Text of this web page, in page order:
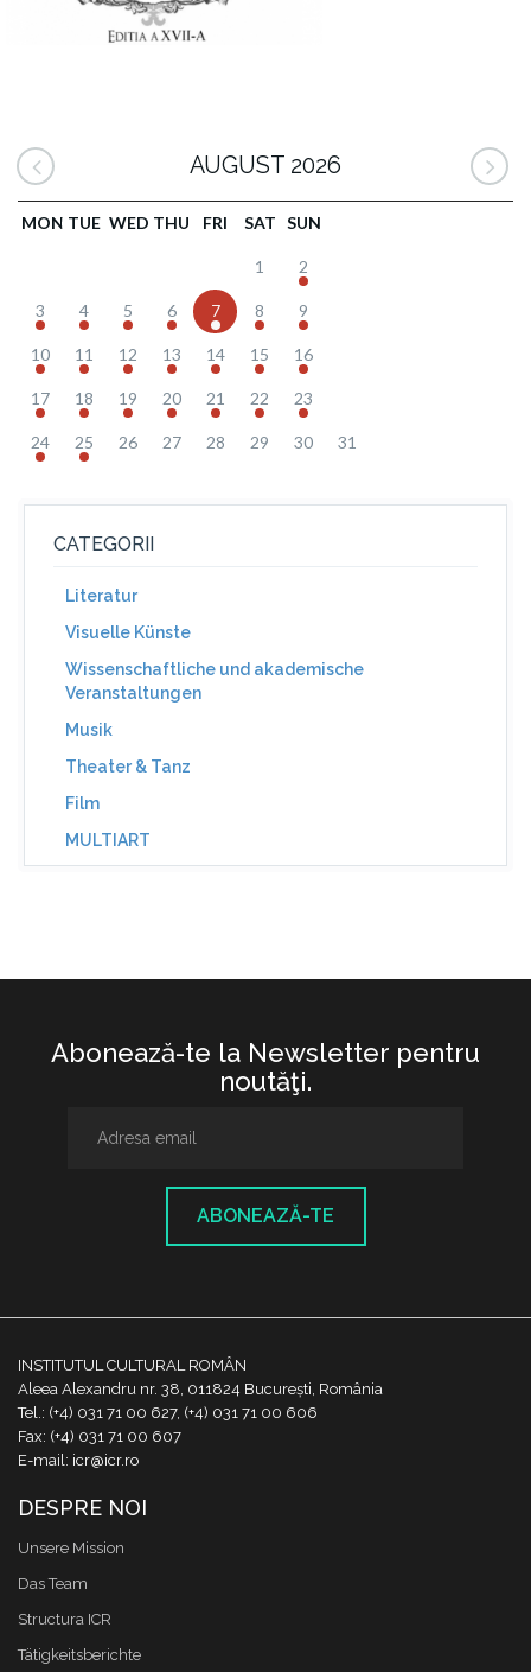
AUGUST 2026
MON TUE WED THU FRI SAT SUN
1 2
3 4 5 6 7 8 9
10 11 12 13 14 15 16
17 18 19 20 21 22 23
24 25 26 27 28 29 30 31
CATEGORII
Literatur
Visuelle Künste
Wissenschaftliche und akademische
Veranstaltungen
Musik
Theater & Tanz
Film
MULTIART
Abonează-te la Newsletter pentru
noutăţi.
ABONEAZĂ-TE
INSTITUTUL CULTURAL ROMÂN
Aleea Alexandru nr. 38, 011824 București, România
Tel.: (+4) 031 71 00 627, (+4) 031 71 00 606
Fax: (+4) 031 71 00 607
E-mail: icr@icr.ro
DESPRE NOI
Unsere Mission
Das Team
Structura ICR
Tätigkeitsberichte